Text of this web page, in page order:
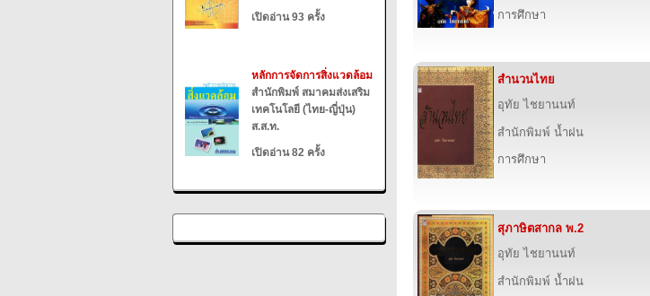
เปิดอ่าน 93 ครั้ง
หลักการจัดการสิ่งแวดล้อม
สำนักพิมพ์ สมาคมส่งเสริม
เทคโนโลยี (ไทย-ญี่ปุ่น)
ส.ส.ท.
เปิดอ่าน 82 ครั้ง
การศึกษา
สำนวนไทย
อุทัย ไชยานนท์
สำนักพิมพ์ น้ำฝน
การศึกษา
สุภาษิตสากล พ.2
อุทัย ไชยานนท์
สำนักพิมพ์ น้ำฝน